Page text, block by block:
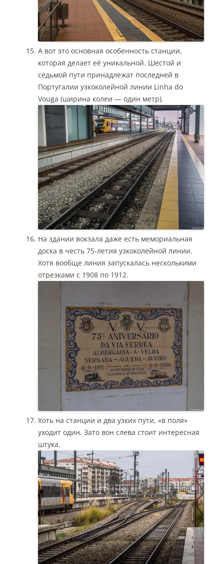
А вот это основная особенность станции,
которая делает её уникальной. Шестой и
седьмой пути принадлежат последней в
Португалии узкоколейной линии Linha do
Vouga (ширина колеи — один метр).
На здании вокзала даже есть мемориальная
доска в честь 75-летия узкоколейной линии.
Хотя вообще линия запускалась несколькими
отрезками с 1908 по 1912.
Хоть на станции и два узких пути, «в поля»
уходит один. Зато вон слева стоит интересная
штука.